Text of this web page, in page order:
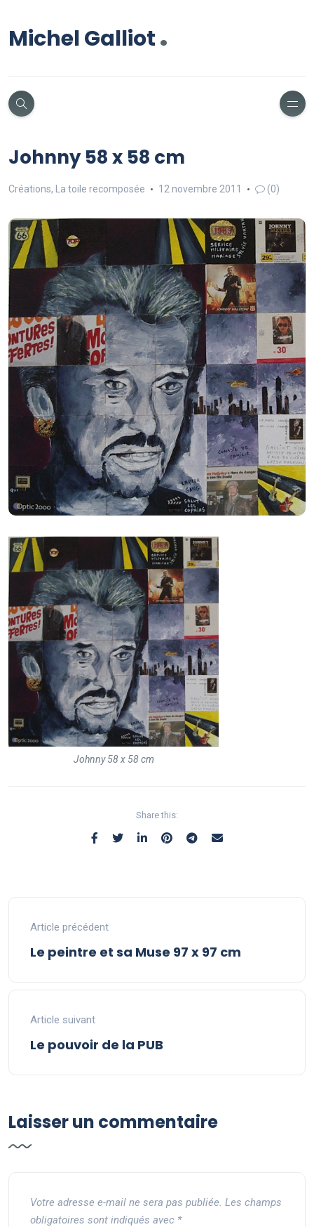
Michel Galliot.
Johnny 58 x 58 cm
Créations, La toile recomposée 12 novembre 2011 (0)
Johnny 58 x 58 cm
Share this:
Article précédent
Le peintre et sa Muse 97 x 97 cm
Article suivant
Le pouvoir de la PUB
Laisser un commentaire
Votre adresse e-mail ne sera pas publiée. Les champs
obligatoires sont indiqués avec *